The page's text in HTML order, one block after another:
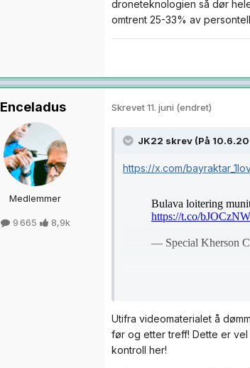
droneteknologien så dør
omtrent 25-33% av
Enceladus
Medlemmer
9 665 8,9k
Skrevet11. juni (endret)
JK22 skrev (På
https://x.com/
Utifra videomaterialet å
før og etter treff! Dette er
kontroll her!